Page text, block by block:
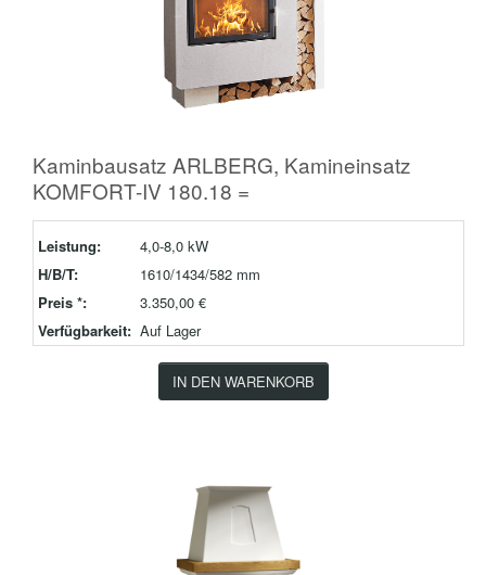
Kaminbausatz ARLBERG, Kamineinsatz
KOMFORT-IV 180.18 =
Leistung:
4,0-8,0 kW
H/B/T:
1610/1434/582 mm
Preis *:
3.350,00 €
Verfügbarkeit: Auf Lager
IN DEN WARENKORB